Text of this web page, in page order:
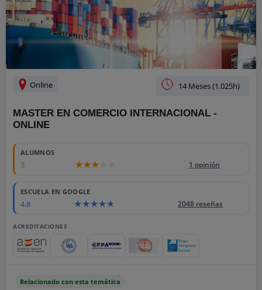
Online 14 Meses (1.025h)
MASTER EN COMERCIO INTERNACIONAL -
ONLINE
ALUMNOS
3 1 opinión
ESCUELA EN GOOGLE
4.8 2048 reseñas
ACREDITACIONES
Relacionado con esta temática